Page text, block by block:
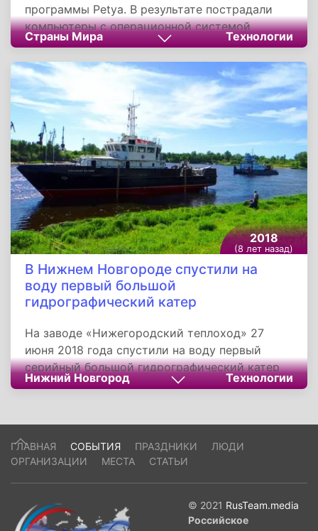
программы Petya. В результате пострадали
компьютеры с операционной системой
Windows, при этом, не только персональные,
но и корпоративных пользователей. После
проведенного анализа специалистами
установлено что вирус Petya является
усовершенствованной программой WannaCry,
от которой ранее пострадало огромное число
компьютеров.
Страны Мира Технологии
2018
(8 лет назад)
В Нижнем Новгороде спустили на
воду первый большой
гидрографический катер
На заводе «Нижегородский теплоход» 27
июня 2018 года спустили на воду первый
серийный большой гидрографический катер
проекта 23040Г «Александр Евланов»,
Владимира Королёва катер назван в честь
выдающегося гидрографа Александра
Евланова.
Нижний Новгород Технологии
ГЛАВНАЯ СОБЫТИЯ ПРАЗДНИКИ
ЛЮДИ
ОРГАНИЗАЦИИ
МЕСТА СТАТЬИ
© 2021 RusTeam.media
Российское